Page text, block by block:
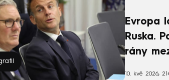
Evropa
Ruska.
rány
10. kvě 2026,